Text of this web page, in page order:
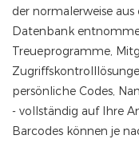
der normalerweise
Datenbank
Treueprogramme,
persönliche Codes,
- vollständig auf Ihre
Barcodes können je